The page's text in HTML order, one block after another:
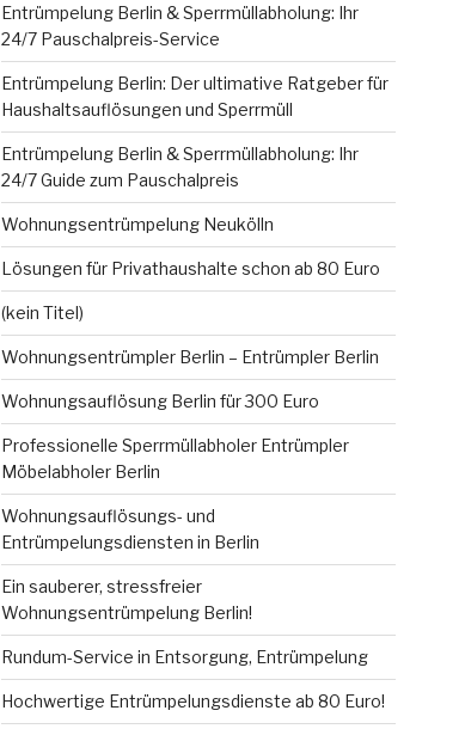
Entrümpelung Berlin & Sperrmüllabholung: Ihr
24/7 Pauschalpreis-Service
Entrümpelung Berlin: Der ultimative Ratgeber für
Haushaltsauflösungen und Sperrmüll
Entrümpelung Berlin & Sperrmüllabholung: Ihr
24/7 Guide zum Pauschalpreis
Wohnungsentrümpelung Neukölln
Lösungen für Privathaushalte schon ab 80 Euro
(kein Titel)
Wohnungsentrümpler Berlin – Entrümpler Berlin
Wohnungsauflösung Berlin für 300 Euro
Professionelle Sperrmüllabholer Entrümpler
Möbelabholer Berlin
Wohnungsauflösungs- und
Entrümpelungsdiensten in Berlin
Ein sauberer, stressfreier
Wohnungsentrümpelung Berlin!
Rundum-Service in Entsorgung, Entrümpelung
Hochwertige Entrümpelungsdienste ab 80 Euro!